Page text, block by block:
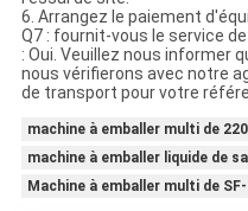
6. Arrangez le paiement
Q7 : fournit-vous le service
: Oui. Veuillez nous informer
nous vérifierons avec notre
de transport pour votre
machine à emballer multi de
machine à emballer liquide de
Machine à emballer multi de